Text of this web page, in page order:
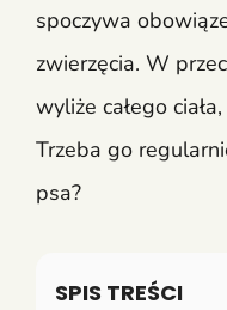
spoczywa
zwierzęcia. W
wyliże całego
Trzeba go
psa?
SPIS TREŚCI